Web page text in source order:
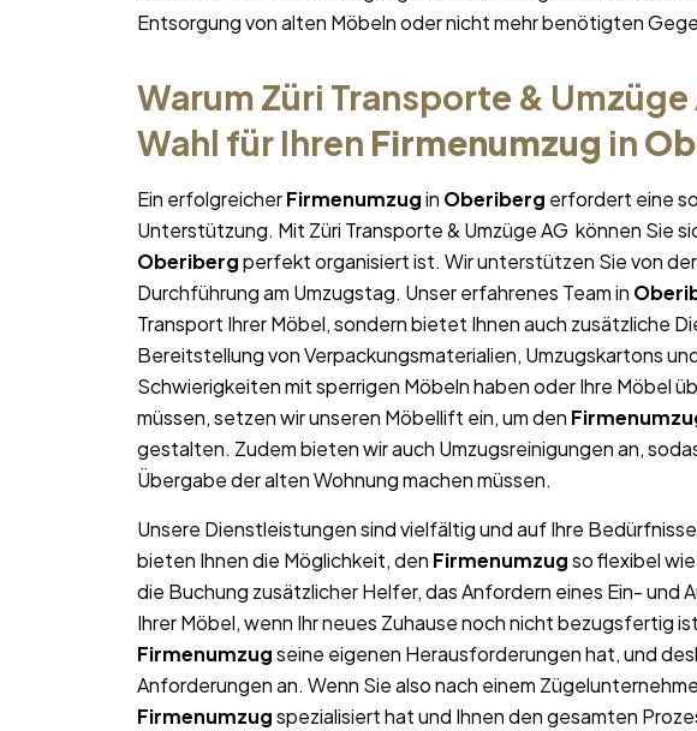
Entsorgung von alten Möbeln oder nicht mehr benötigten
Warum Züri Transporte &
Wahl für Ihren Firmenumzug in
Ein erfolgreicherFirmenumzugin Oberiberg erfordert eine
Unterstützung. Mit Züri Transporte & Umzüge AG können Sie
Oberibergperfekt organisiert ist. Wir unterstützen Sie von
Durchführung am Umzugstag. Unser erfahrenes Team in
Transport Ihrer Möbel, sondern bietet Ihnen auch zusätzliche
Bereitstellung von Verpackungsmaterialien, Umzugskartons
Schwierigkeiten mit sperrigen Möbeln haben oder Ihre Möbel
müssen, setzen wir unseren Möbellift ein, um den
gestalten. Zudem bieten wir auch Umzugsreinigungen an,
Übergabe der alten Wohnung machen müssen.
Unsere Dienstleistungen sind vielfältig und auf Ihre
bieten Ihnen die Möglichkeit, den Firmenumzugso flexibel
die Buchung zusätzlicher Helfer, das Anfordern eines Ein- und
Ihrer Möbel, wenn Ihr neues Zuhause noch nicht bezugsfertig
Firmenumzugseine eigenen Herausforderungen hat, und
Anforderungen an. Wenn Sie also nach einem
Firmenumzugspezialisiert hat und Ihnen den gesamten